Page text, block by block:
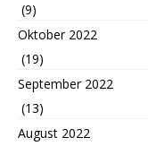
(9)
Oktober 2022
(19)
September 2022
(13)
August 2022